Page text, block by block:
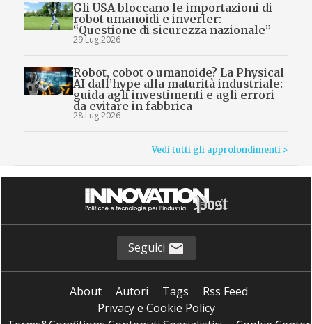
Gli USA bloccano le importazioni di
robot umanoidi e inverter:
“Questione di sicurezza nazionale”
29 Lug 2026
Robot, cobot o umanoide? La Physical
AI dall’hype alla maturità industriale:
guida agli investimenti e agli errori
da evitare in fabbrica
28 Lug 2026
Vedi tutti gli approfondimenti >
Seguici
About Autori Tags
Rss Feed
Privacy e Cookie Policy